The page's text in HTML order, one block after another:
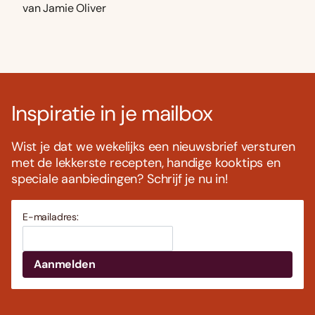
van Jamie Oliver
Inspiratie in je mailbox
Wist je dat we wekelijks een nieuwsbrief versturen
met de lekkerste recepten, handige kooktips en
speciale aanbiedingen? Schrijf je nu in!
E-mailadres: